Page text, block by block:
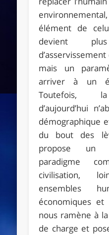
élément de
devient
mais un
arriver à un
Toutefois,
d’aujourd’hui
démographique
du bout des
propose un
paradigme
civilisation,
ensembles
économiques et
nous ramène à
de charge et